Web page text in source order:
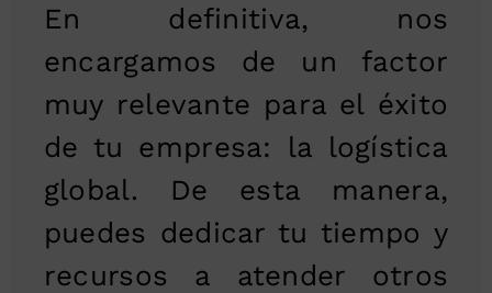
En definitiva, nos
encargamos de un factor
muy relevante para el éxito
de tu empresa: la logística
global. De esta manera,
puedes dedicar tu tiempo y
recursos a atender otros